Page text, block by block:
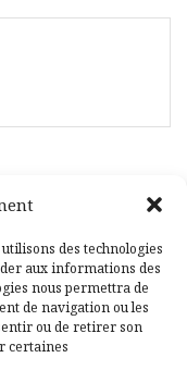
des technologies
aux informations des
nous permettra de
de navigation ou les
ou de retirer son
certaines